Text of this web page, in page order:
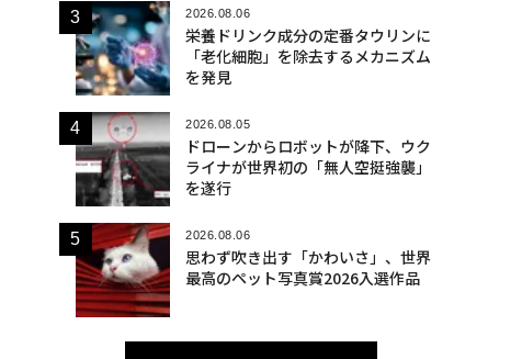
2026.08.06
栄養ドリンク成分の定番タウリンに
「老化細胞」を除去するメカニズム
を発見
2026.08.05
ドローンからロボットが降下、ウク
ライナが世界初の「無人空挺強襲」
を遂行
2026.08.06
思わず吹き出す「かわいさ」、世界
最高のペット写真賞2026入選作品